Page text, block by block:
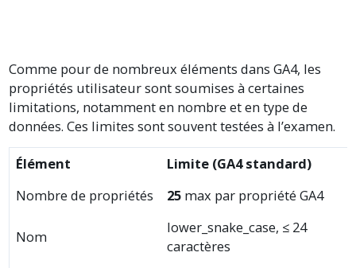
Comme pour de nombreux éléments dans GA4, les
propriétés utilisateur sont soumises à certaines
limitations, notamment en nombre et en type de
données. Ces limites sont souvent testées à l’examen.
Élément
Limite (GA4 standard)
Nombre de propriétés
25max par propriété GA4
Nom
lower_snake_case, ≤ 24
caractères